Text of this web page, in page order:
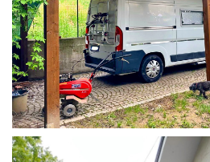
COPERTURA CAMPER